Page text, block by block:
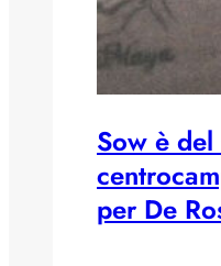
Sow è
per De